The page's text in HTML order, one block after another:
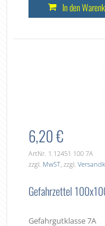
In den
6,20 €
ArtNr. 1.12451 100 7A
zzgl. MwST, zzgl.
Gefahrzettel
Gefahrgutklasse 7A